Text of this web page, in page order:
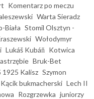
Komentarz po meczu
Warta Sieradz
Biała Stomil Olsztyn -
Wołodymyr
Lukáš Kubáň Kotwica
Bruk-Bet
1925 Kalisz Szymon
Kącik bukmacherski Lech II
Rozgrzewka juniorzy